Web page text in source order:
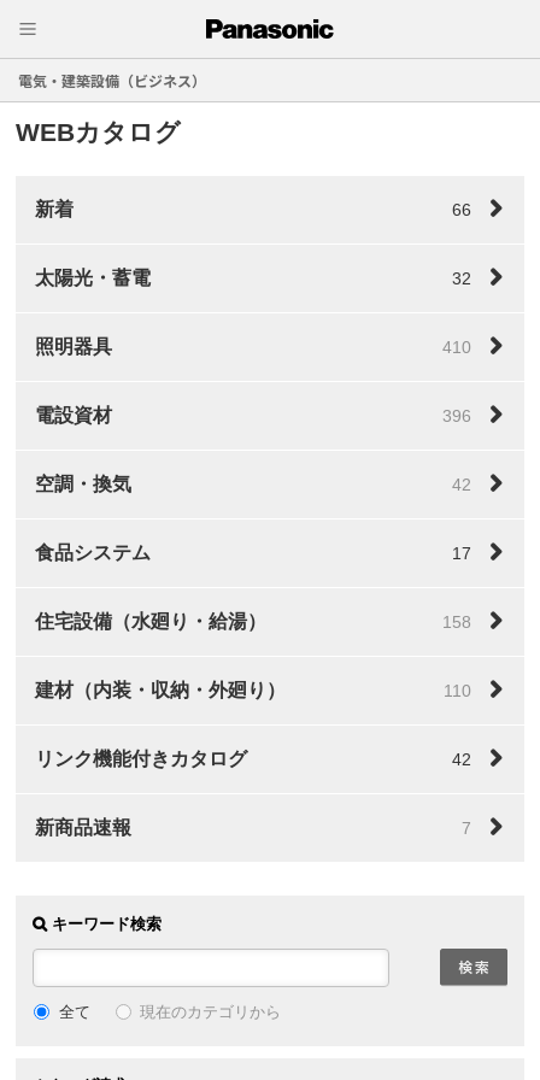
電気・建築設備（ビジネス）
WEBカタログ
新着 66
太陽光・蓄電 32
照明器具 410
電設資材 396
空調・換気 42
食品システム 17
住宅設備（水廻り・給湯） 158
建材（内装・収納・外廻り） 110
リンク機能付きカタログ 42
新商品速報 7
キーワード検索
全て 現在のカテゴリから